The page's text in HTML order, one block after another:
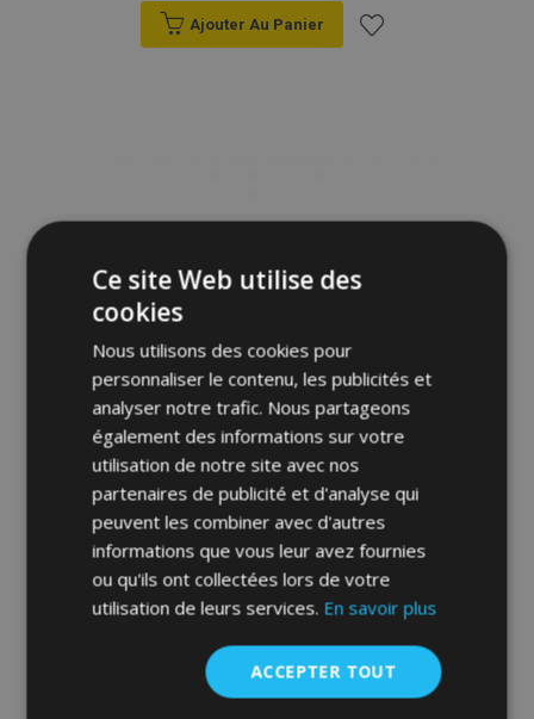
Ajouter Au Panier
Toile pour voiture MOBILE GARAGE
hatchback Renault Modus 380-405 cm
71,00 €
Ajouter Au Panier
Ajouter
Ce site Web utilise des
cookies
Nous utilisons des cookies pour
personnaliser le contenu, les publicités et
analyser notre trafic. Nous partageons
également des informations sur votre
utilisation de notre site avec nos
partenaires de publicité et d'analyse qui
peuvent les combiner avec d'autres
informations que vous leur avez fournies
ou qu'ils ont collectées lors de votre
utilisation de leurs services. En savoir plus
ACCEPTER TOUT